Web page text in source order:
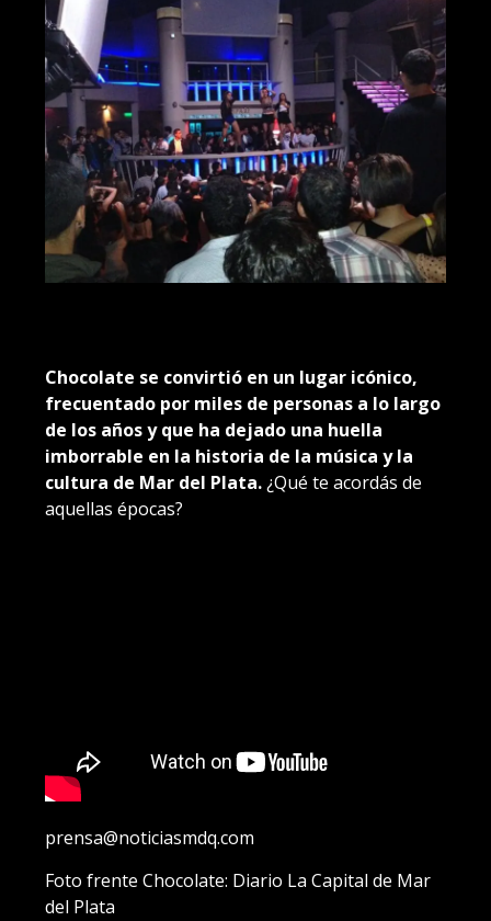
Chocolate se convirtió en un lugar icónico,
frecuentado por miles de personas a lo largo
de los años y que ha dejado una huella
imborrable en la historia de la música y la
cultura de Mar del Plata.¿Qué te acordás de
aquellas épocas?
prensa@noticiasmdq.com
Foto frente Chocolate: Diario La Capital de Mar
del Plata